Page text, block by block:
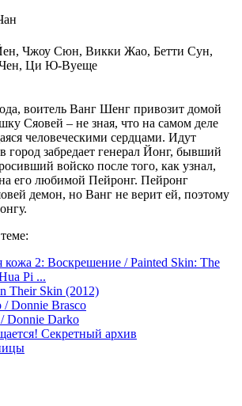
Чжоу Сюн, Викки Жао, Бетти Сун,
Ци Ю-Вуеще
воитель Ванг Шенг привозит домой
Сяовей – не зная, что на самом деле
человеческими сердцами. Идут
забредает генерал Йонг, бывший
войско после того, как узнал,
его любимой Пейронг. Пейронг
демон, но Ванг не верит ей, поэтому
кожа 2: Воскрешение / Painted Skin: The
Pi ...
Their Skin (2012)
Donnie Brasco
Donnie Darko
Секретный архив